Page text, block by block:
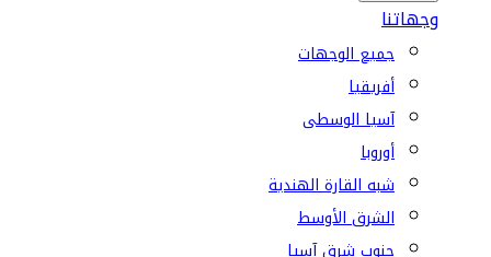
وجهاتنا
جميع الوجهات
أفريقيا
آسيا الوسطى
أوروبا
شبه القارة الهندية
الشرق الأوسط
جنوب شرق آسيا